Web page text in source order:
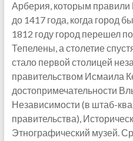
Арберия, которым правили
до 1417 года, когда город
1812 году город перешел
Тепелены, а столетие
стало первой столицей
правительством Исмаила
достопримечательности
Независимости (в штаб-
правительства),
Этнографический музей.